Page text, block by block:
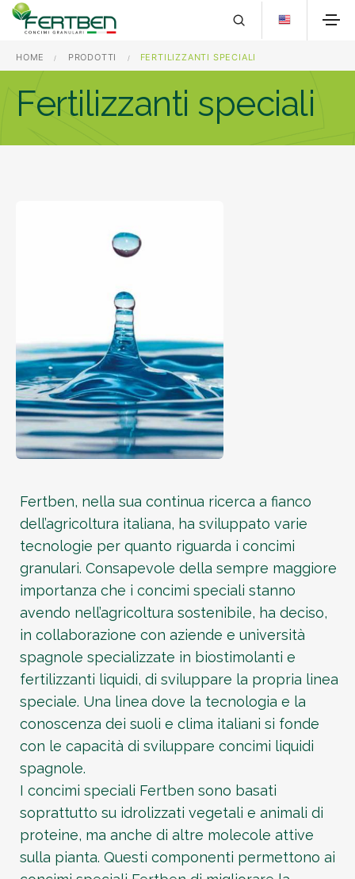
HOME PRODOTTI FERTILIZZANTI SPECIALI
Fertilizzanti speciali
Fertben, nella sua continua ricerca a fianco
dell’agricoltura italiana, ha sviluppato varie
tecnologie per quanto riguarda i concimi
granulari. Consapevole della sempre maggiore
importanza che i concimi speciali stanno
avendo nell’agricoltura sostenibile, ha deciso,
in collaborazione con aziende e università
spagnole specializzate in biostimolanti e
fertilizzanti liquidi, di sviluppare la propria linea
speciale. Una linea dove la tecnologia e la
conoscenza dei suoli e clima italiani si fonde
con le capacità di sviluppare concimi liquidi
spagnole.
I concimi speciali Fertben sono basati
soprattutto su idrolizzati vegetali e animali di
proteine, ma anche di altre molecole attive
sulla pianta. Questi componenti permettono ai